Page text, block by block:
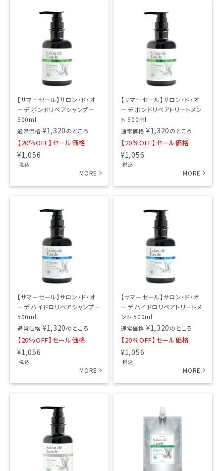
【サマーセール】サロン・ド・オ
ーデ ボンドリペアシャンプー
500ml
通常価格 ¥1,320のところ
【20％OFF】セール価格
¥1,056
税込
【サマーセール】サロン・ド・オ
ーデ ボンドリペアトリートメン
ト 500ml
通常価格 ¥1,320のところ
【20％OFF】セール価格
¥1,056
税込
【サマーセール】サロン・ド・オ
ーデ ハイドロリペアシャンプー
500ml
通常価格 ¥1,320のところ
【20％OFF】セール価格
¥1,056
税込
【サマーセール】サロン・ド・オ
ーデ ハイドロリペアトリートメ
ント 500ml
通常価格 ¥1,320のところ
【20％OFF】セール価格
¥1,056
税込